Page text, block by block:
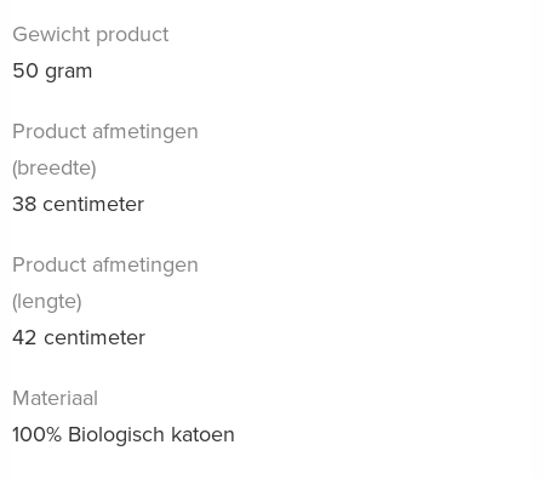
Gewicht product
50 gram
Product afmetingen
(breedte)
38 centimeter
Product afmetingen
(lengte)
42 centimeter
Materiaal
100% Biologisch katoen